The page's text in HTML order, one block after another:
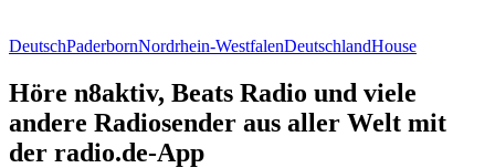
DeutschPaderbornNordrhein-WestfalenDeutschlandHouse
Höre n8aktiv, Beats Radio und viele
andere Radiosender aus aller Welt mit
der radio.de-App